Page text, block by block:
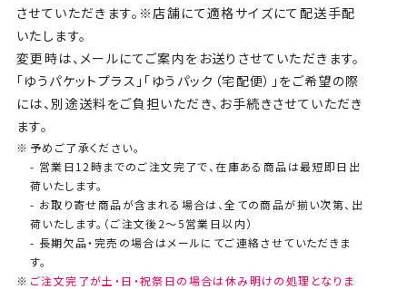
させていただきます。※店舗にて適格サイズにて配送手配
いたします。
変更時は、メールにてご案内をお送りさせていただきます。
「ゆうパケットプラス」「ゆうパック（宅配便）」をご希望の際
には、別途送料をご負担いただき、お手続きさせていただき
ます。
予めご了承ください。
- 営業日12時までのご注文完了で、在庫ある商品は最短即日出
荷いたします。
- お取り寄せ商品が含まれる場合は、全ての商品が揃い次第、出
荷いたします。（ご注文後2～5営業日以内）
- 長期欠品・完売の場合はメールにてご連絡させていただきま
す。
ご注文完了が土・日・祝祭日の場合は休み明けの処理となりま